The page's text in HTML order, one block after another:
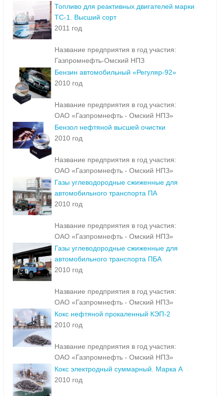
Газпромнефть-Омский НПЗ
Топливо для реактивных двигателей марки
ТС-1. Высший сорт
Название предприятия в год участия:
Газпромнефть-Омский НПЗ
Бензин автомобильный «Регуляр-92»
Название предприятия в год участия:
ОАО «Газпромнефть - Омский НПЗ»
Бензол нефтяной высшей очистки
Название предприятия в год участия:
ОАО «Газпромнефть - Омский НПЗ»
Газы углеводородные сжиженные для
автомобильного транспорта ПА
Название предприятия в год участия:
ОАО «Газпромнефть - Омский НПЗ»
Газы углеводородные сжиженные для
автомобильного транспорта ПБА
Название предприятия в год участия:
ОАО «Газпромнефть - Омский НПЗ»
Кокс нефтяной прокаленный КЭП-2
Название предприятия в год участия:
ОАО «Газпромнефть - Омский НПЗ»
Кокс электродный суммарный. Марка А